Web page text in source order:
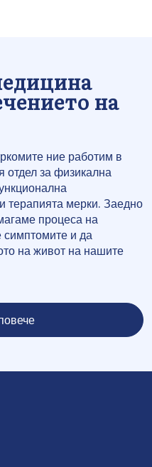
на
ние работим в
отдел за физикална
терапията мерки. Заедно
процеса на
симптомите и да
на живот на нашите